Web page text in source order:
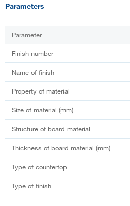
Parameters
Parameter
Finish number
Name of finish
Property of material
Size of material (mm)
Structure of board material
Thickness of board material (mm)
Type of countertop
Type of finish